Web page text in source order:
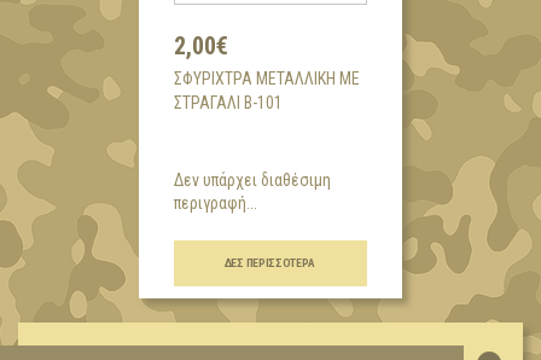
2,00€
ΣΦΥΡΊΧΤΡΑ ΜΕΤΑΛΛΙΚΉ ΜΕ
ΣΤΡΑΓΆΛΙ Β-101
Δεν υπάρχει διαθέσιμη
περιγραφή...
ΔΕΣ ΠΕΡΙΣΣΌΤΕΡΑ